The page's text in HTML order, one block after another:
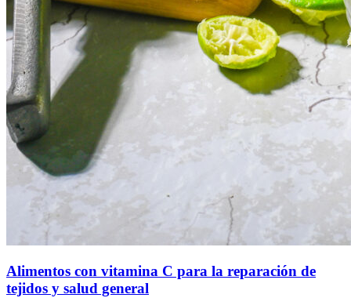
Alimentos con vitamina C para la reparación de
tejidos y salud general